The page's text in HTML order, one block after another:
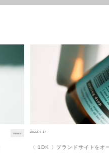
news 2023.6.14
〈 1DK 〉ブランドサイトをオ